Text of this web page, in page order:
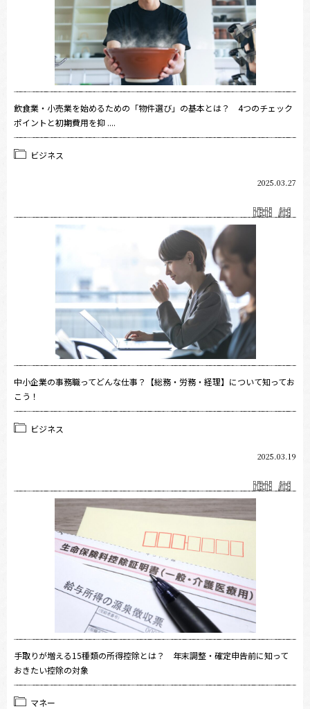
飲食業・小売業を始めるための「物件選び」の基本とは？ 4つのチェック
ポイントと初期費用を抑 ....
ビジネス
2025.03.27
中小企業の事務職ってどんな仕事？【総務・労務・経理】について知ってお
こう！
ビジネス
2025.03.19
手取りが増える15種類の所得控除とは？ 年末調整・確定申告前に知って
おきたい控除の対象
マネー